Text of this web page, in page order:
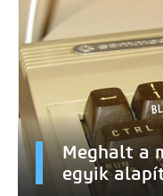
Meghalt a
egyik